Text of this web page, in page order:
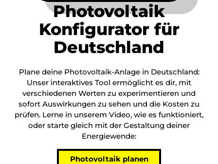
Photovoltaik
Konfigurator für
Deutschland
Plane deine Photovoltaik-Anlage in Deutschland:
Unser interaktives Tool ermöglicht es dir, mit
verschiedenen Werten zu experimentieren und
sofort Auswirkungen zu sehen und die Kosten zu
prüfen. Lerne in unserem Video, wie es funktioniert,
oder starte gleich mit der Gestaltung deiner
Energiewende:
Photovoltaik planen